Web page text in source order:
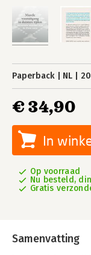
Paperback NL
€ 34,90
In
Op voorraad
Nu besteld,
Gratis
Samenvatting